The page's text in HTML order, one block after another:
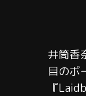
井筒香
目のボ
『